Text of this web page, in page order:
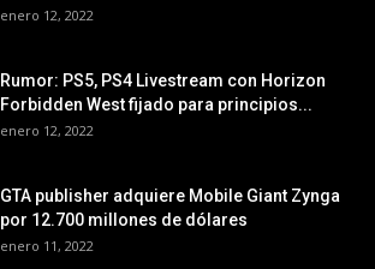
enero 12, 2022
Rumor: PS5, PS4 Livestream con Horizon
Forbidden West fijado para principios...
enero 12, 2022
GTA publisher adquiere Mobile Giant Zynga
por 12.700 millones de dólares
enero 11, 2022